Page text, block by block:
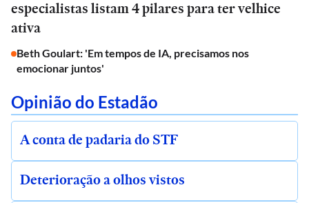
especialistas listam 4 pilares para ter velhice
ativa
Beth Goulart: 'Em tempos de IA, precisamos nos
emocionar juntos'
Opinião do Estadão
A conta de padaria do STF
Deterioração a olhos vistos